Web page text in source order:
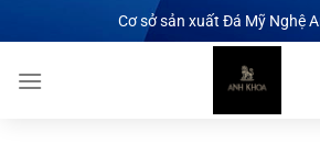
đến
dung
Cơ sở sản xuất Đá Mỹ Nghệ